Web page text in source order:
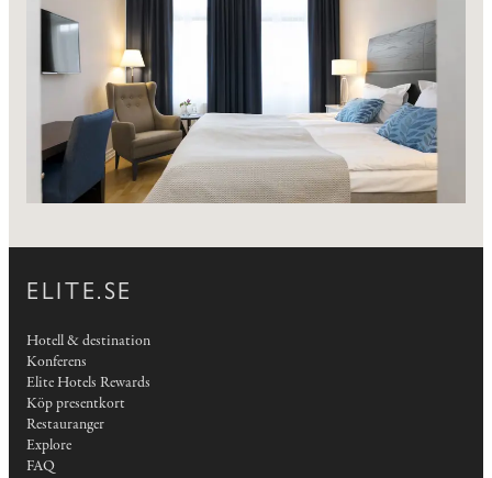
ELITE.SE
Hotell & destination
Konferens
Elite Hotels Rewards
Köp presentkort
Restauranger
Explore
FAQ